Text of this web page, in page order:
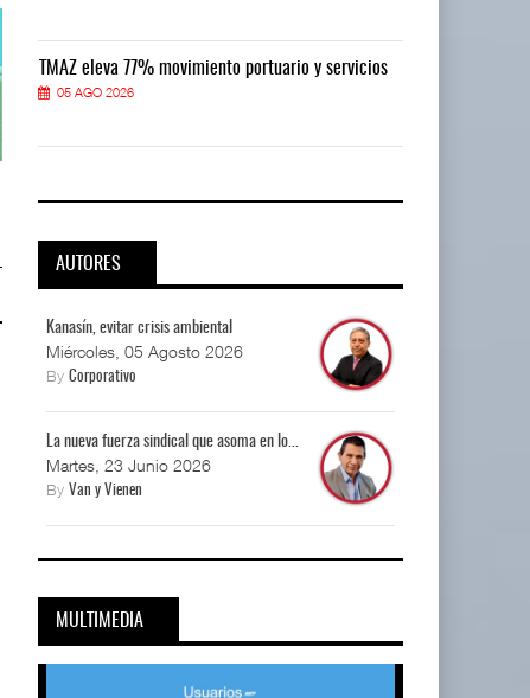
ferroviario ...
ferroviario ...
TMAZ eleva 77% movimiento portuario y servicios
05 AGO 2026
AUTORES
Kanasín, evitar crisis ambiental
Miércoles, 05 Agosto 2026
By Corporativo
La nueva fuerza sindical que asoma en lo...
Martes, 23 Junio 2026
By Van y Vienen
MULTIMEDIA